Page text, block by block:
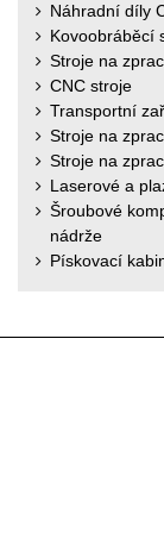
Náhradní díly
Kovoobráběcí
Stroje na
CNC stroje
Transportní
Stroje na
Stroje na
Laserové a
Šroubové
nádrže
Pískovací